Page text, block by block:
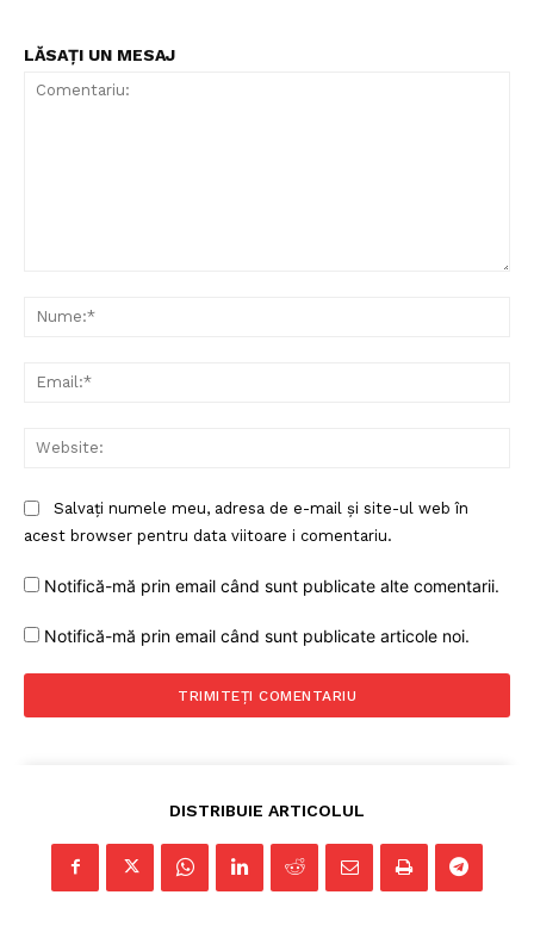
LĂSAȚI UN MESAJ
Salvați numele meu, adresa de e-mail și site-ul web în
acest browser pentru data viitoare i comentariu.
Notifică-mă prin email când sunt publicate alte comentarii.
Notifică-mă prin email când sunt publicate articole noi.
DISTRIBUIE ARTICOLUL